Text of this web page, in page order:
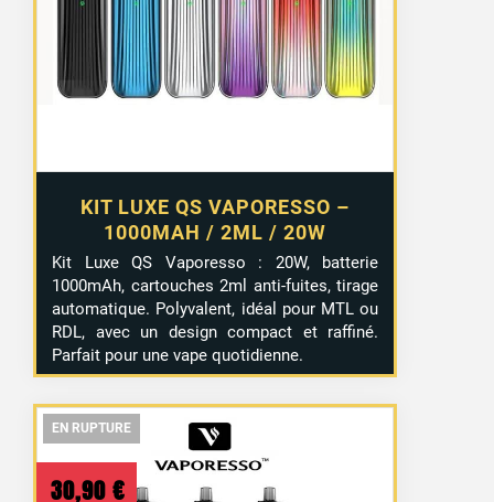
KIT LUXE QS VAPORESSO –
1000MAH / 2ML / 20W
Kit Luxe QS Vaporesso : 20W, batterie
1000mAh, cartouches 2ml anti-fuites, tirage
automatique. Polyvalent, idéal pour MTL ou
RDL, avec un design compact et raffiné.
Parfait pour une vape quotidienne.
EN RUPTURE
EN RUPTURE
30,90 €
EN RUPTURE